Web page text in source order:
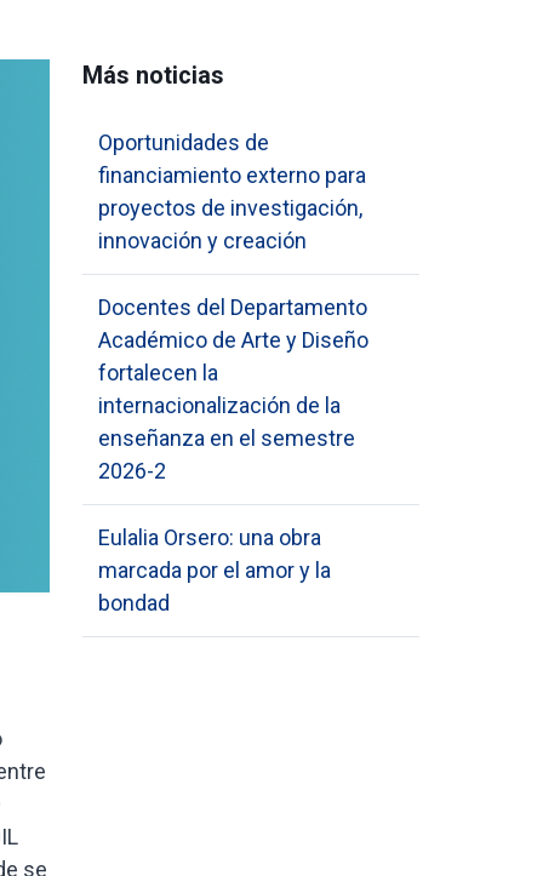
se
Más noticias
Oportunidades de
financiamiento externo para
proyectos de investigación,
innovación y creación
Docentes del Departamento
Académico de Arte y Diseño
fortalecen la
internacionalización de la
enseñanza en el semestre
2026-2
Eulalia Orsero: una obra
marcada por el amor y la
bondad